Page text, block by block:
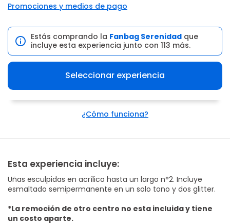
Promociones y medios de pago
Estás comprando la Fanbag Serenidad que
incluye esta experiencia junto con 113 más.
Seleccionar experiencia
¿Cómo funciona?
Esta experiencia incluye:
Uñas esculpidas en acrílico hasta un largo n°2. Incluye
esmaltado semipermanente en un solo tono y dos glitter.
*La remoción de otro centro no esta incluida y tiene
un costo aparte.